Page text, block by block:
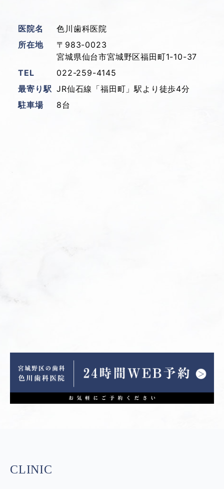
医院名
色川歯科医院
所在地
〒983-0023
宮城県仙台市宮城野区福田町1-10-37
TEL
022-259-4145
最寄り駅 JR仙石線「福田町」駅より徒歩4分
駐車場
8台
CLINIC